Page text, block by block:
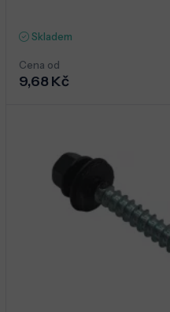
Skladem
Cena od
9,68 Kč